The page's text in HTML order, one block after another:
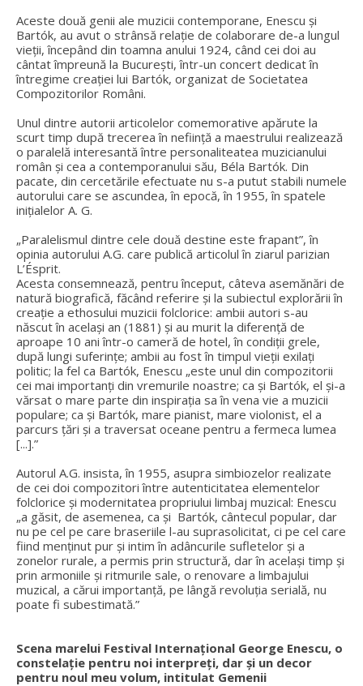
Aceste două genii ale muzicii contemporane, Enescu şi
Bartók, au avut o strânsă relaţie de colaborare de-a lungul
vieţii, începând din toamna anului 1924, când cei doi au
cântat împreună la Bucureşti, într-un concert dedicat în
întregime creaţiei lui Bartók, organizat de Societatea
Compozitorilor Români.
Unul dintre autorii articolelor comemorative apărute la
scurt timp după trecerea în nefiinţă a maestrului realizează
o paralelă interesantă între personaliteatea muzicianului
român şi cea a contemporanului său, Béla Bartók. Din
pacate, din cercetările efectuate nu s-a putut stabili numele
autorului care se ascundea, în epocă, în 1955, în spatele
iniţialelor A. G.
„Paralelismul dintre cele două destine este frapant”, în
opinia autorului A.G. care publică articolul în ziarul parizian
L’Ésprit.
Acesta consemnează, pentru început, câteva asemănări de
natură biografică, făcând referire şi la subiectul explorării în
creaţie a ethosului muzicii folclorice: ambii autori s-au
născut în acelaşi an (1881) şi au murit la diferenţă de
aproape 10 ani într-o cameră de hotel, în condiții grele,
după lungi suferințe; ambii au fost în timpul vieții exilați
politic; la fel ca Bartók, Enescu „este unul din compozitorii
cei mai importanți din vremurile noastre; ca și Bartók, el și-a
vărsat o mare parte din inspirația sa în vena vie a muzicii
populare; ca și Bartók, mare pianist, mare violonist, el a
parcurs țări și a traversat oceane pentru a fermeca lumea
[...].”
Autorul A.G. insista, în 1955, asupra simbiozelor realizate
de cei doi compozitori între autenticitatea elementelor
folclorice şi modernitatea propriului limbaj muzical: Enescu
„a găsit, de asemenea, ca și Bartók, cântecul popular, dar
nu pe cel pe care braseriile l-au suprasolicitat, ci pe cel care
fiind menținut pur și intim în adâncurile sufletelor și a
zonelor rurale, a permis prin structură, dar în același timp și
prin armoniile și ritmurile sale, o renovare a limbajului
muzical, a cărui importanță, pe lângă revoluția serială, nu
poate fi subestimată.”
Scena marelui Festival Internațional George Enescu, o
constelație pentru noi interpreți, dar și un decor
pentru noul meu volum, intitulat Gemenii